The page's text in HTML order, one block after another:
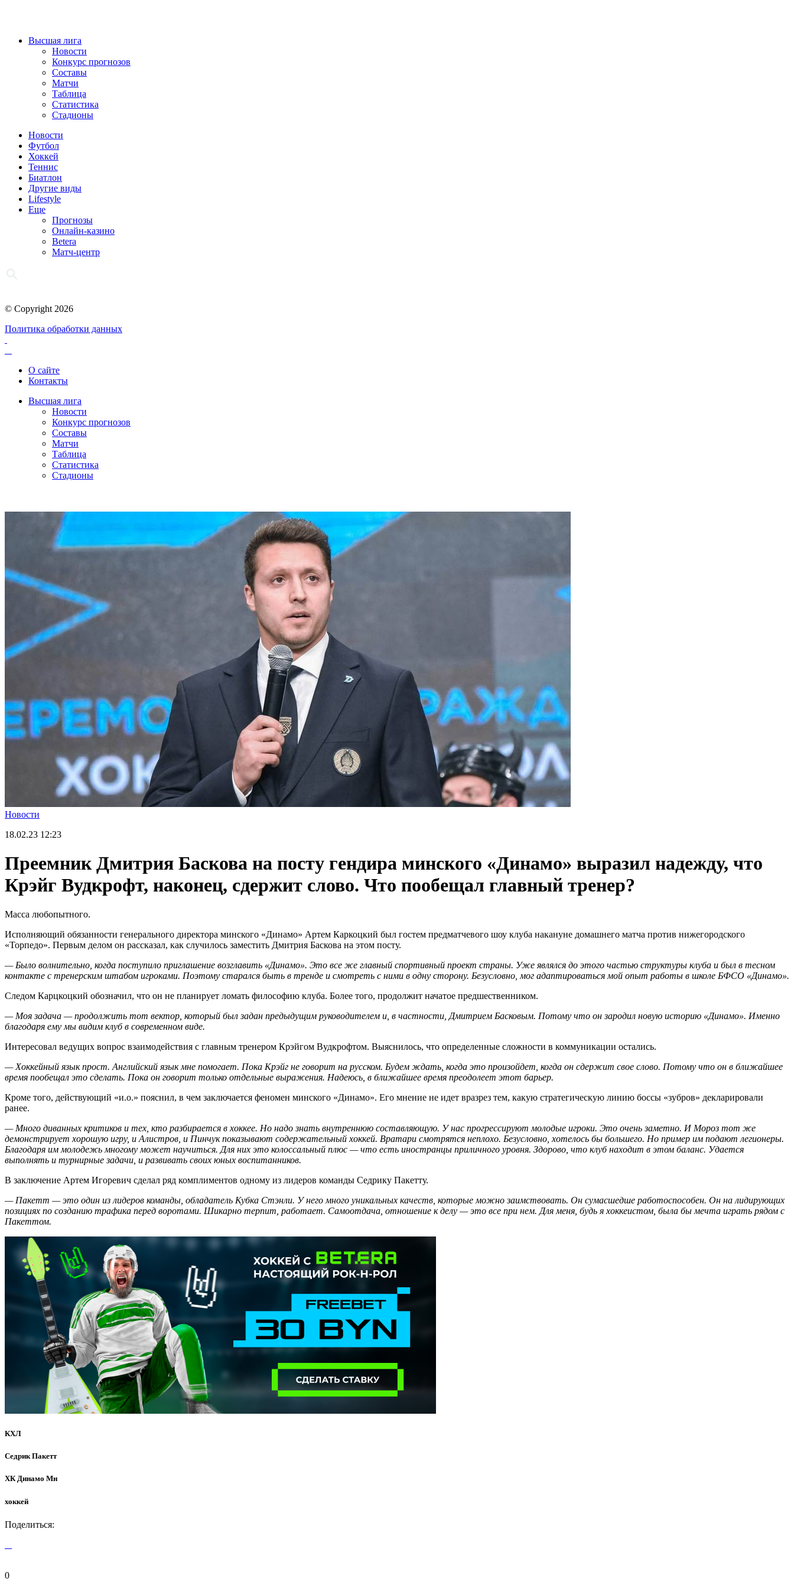
Высшая лига
Новости
Конкурс прогнозов
Составы
Матчи
Таблица
Статистика
Стадионы
Новости
Футбол
Хоккей
Теннис
Биатлон
Другие виды
Lifestyle
Еще
Прогнозы
Онлайн-казино
Betera
Матч-центр
© Copyright 2026
Политика обработки данных
О сайте
Контакты
Высшая лига
Новости
Конкурс прогнозов
Составы
Матчи
Таблица
Статистика
Стадионы
Новости
18.02.23 12:23
Преемник Дмитрия Баскова на посту гендира минского «Динамо» выразил надежду, что
Крэйг Вудкрофт, наконец, сдержит слово. Что пообещал главный тренер?
Масса любопытного.
Исполняющий обязанности генерального директора минского «Динамо» Артем Каркоцкий был гостем предматчевого шоу клуба накануне домашнего матча против нижегородского
«Торпедо». Первым делом он рассказал, как случилось заместить Дмитрия Баскова на этом посту.
— Было волнительно, когда поступило приглашение возглавить «Динамо». Это все же главный спортивный проект страны. Уже являлся до этого частью структуры клуба и был в тесном
контакте с тренерским штабом игроками. Поэтому старался быть в тренде и смотреть с ними в одну сторону. Безусловно, мог адаптироваться мой опыт работы в школе БФСО «Динамо».
Следом Карцкоцкий обозначил, что он не планирует ломать философию клуба. Более того, продолжит начатое предшественником.
— Моя задача — продолжить тот вектор, который был задан предыдущим руководителем и, в частности, Дмитрием Басковым. Потому что он зародил новую историю «Динамо». Именно
благодаря ему мы видим клуб в современном виде.
Интересовал ведущих вопрос взаимодействия с главным тренером Крэйгом Вудкрофтом. Выяснилось, что определенные сложности в коммуникации остались.
— Хоккейный язык прост. Английский язык мне помогает. Пока Крэйг не говорит на русском. Будем ждать, когда это произойдет, когда он сдержит свое слово. Потому что он в ближайшее
время пообещал это сделать. Пока он говорит только отдельные выражения. Надеюсь, в ближайшее время преодолеет этот барьер.
Кроме того, действующий «и.о.» пояснил, в чем заключается феномен минского «Динамо». Его мнение не идет вразрез тем, какую стратегическую линию боссы «зубров» декларировали
ранее.
— Много диванных критиков и тех, кто разбирается в хоккее. Но надо знать внутреннюю составляющую. У нас прогрессируют молодые игроки. Это очень заметно. И Мороз тот же
демонстрирует хорошую игру, и Алистров, и Пинчук показывают содержательный хоккей. Вратари смотрятся неплохо. Безусловно, хотелось бы большего. Но пример им подают легионеры.
Благодаря им молодежь многому может научиться. Для них это колоссальный плюс — что есть иностранцы приличного уровня. Здорово, что клуб находит в этом баланс. Удается
выполнять и турнирные задачи, и развивать своих юных воспитанников.
В заключение Артем Игоревич сделал ряд комплиментов одному из лидеров команды Седрику Пакетту.
— Пакетт — это один из лидеров команды, обладатель Кубка Стэнли. У него много уникальных качеств, которые можно заимствовать. Он сумасшедше работоспособен. Он на лидирующих
позициях по созданию трафика перед воротами. Шикарно терпит, работает. Самоотдача, отношение к делу — это все при нем. Для меня, будь я хоккеистом, была бы мечта играть рядом с
Пакеттом.
КХЛ
Седрик Пакетт
ХК Динамо Мн
хоккей
Поделиться:
0